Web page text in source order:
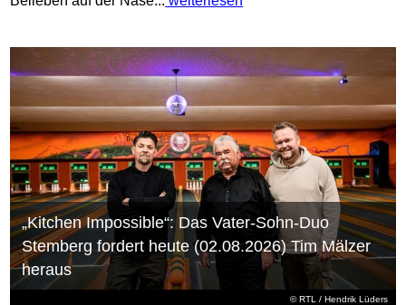
©RTL / Hendrik Lüders
„Kitchen Impossible“: Das Vater-Sohn-Duo
Stemberg fordert heute (02.08.2026) Tim Mälzer
heraus